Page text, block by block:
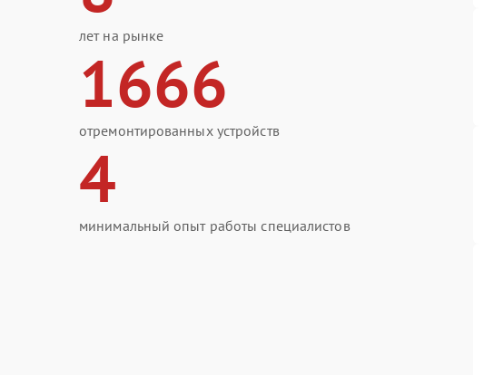
лет на рынке
1666
отремонтированных устройств
4
минимальный опыт работы специалистов